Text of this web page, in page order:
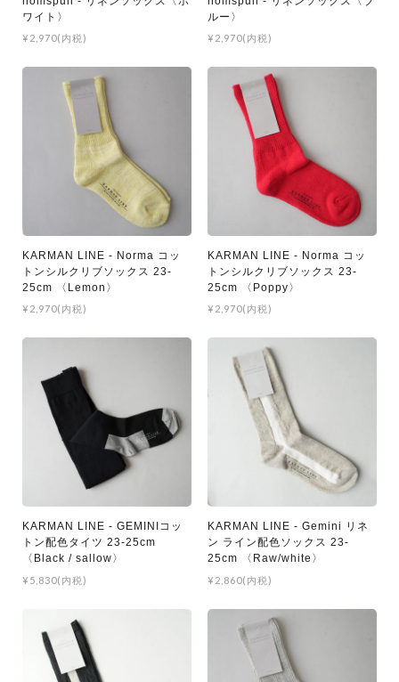
ワイト〉
¥2,970(内税)
ルー〉
¥2,970(内税)
KARMAN LINE - Norma コッ
トンシルクリブソックス 23-
25cm 〈Lemon〉
¥2,970(内税)
KARMAN LINE - Norma コッ
トンシルクリブソックス 23-
25cm 〈Poppy〉
¥2,970(内税)
KARMAN LINE - GEMINIコッ
トン配色タイツ 23-25cm
〈Black / sallow〉
¥5,830(内税)
KARMAN LINE - Gemini リネ
ン ライン配色ソックス 23-
25cm 〈Raw/white〉
¥2,860(内税)